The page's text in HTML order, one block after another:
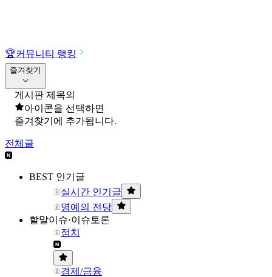
🏆커뮤니티 랭킹
즐겨찾기
게시판 제목의
아이콘을 선택하면
즐겨찾기에 추가됩니다.
전체글
BEST 인기글
실시간 인기글
명예의 전당
할말이슈·이슈토론
정치
경제/금융